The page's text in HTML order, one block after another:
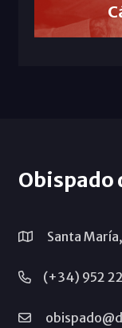
Obispado
Santa
(+34) 952